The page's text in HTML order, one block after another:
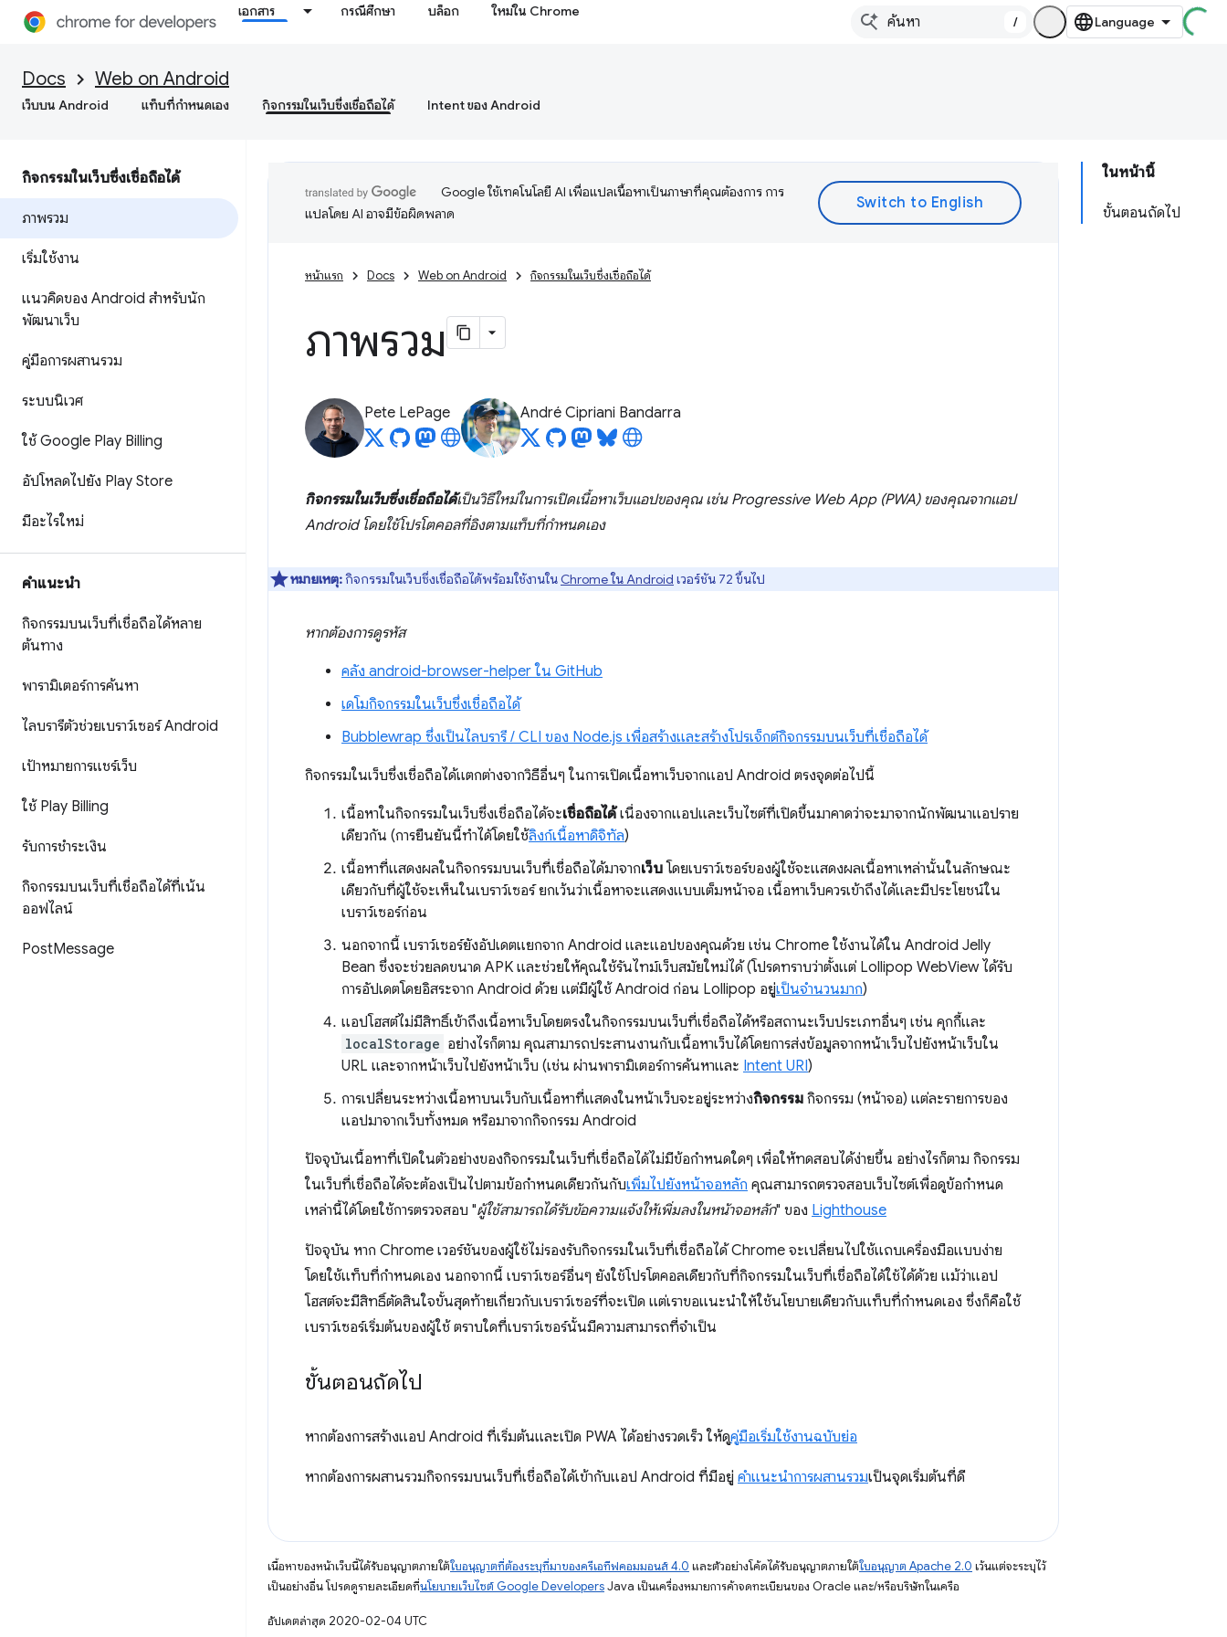
เอกสาร กรณีศึกษา บล็อก ใหม่ใน Chrome
/
Docs Web on Android
เว็บบน Android แท็บที่กำหนดเอง กิจกรรมในเว็บซึ่งเชื่อถือได้ Intent ของ Android
กิจกรรมในเว็บซึ่งเชื่อถือได้
ภาพรวม
เริ่มใช้งาน
แนวคิดของ Android สำหรับนัก
พัฒนาเว็บ
คู่มือการผสานรวม
ระบบนิเวศ
ใช้ Google Play Billing
อัปโหลดไปยัง Play Store
มีอะไรใหม่
คำแนะนำ
กิจกรรมบนเว็บที่เชื่อถือได้หลาย
ต้นทาง
พารามิเตอร์การค้นหา
ไลบรารีตัวช่วยเบราว์เซอร์ Android
เป้าหมายการแชร์เว็บ
ใช้ Play Billing
รับการชำระเงิน
กิจกรรมบนเว็บที่เชื่อถือได้ที่เน้น
ออฟไลน์
PostMessage
ในหน้านี้
ขั้นตอนถัดไป
Google ใช้เทคโนโลยี AI เพื่อแปลเนื้อหาเป็นภาษาที่คุณต้องการ การ
แปลโดย AI อาจมีข้อผิดพลาด
หน้าแรก Docs Web on Android กิจกรรมในเว็บซึ่งเชื่อถือได้
ภาพรวม
Pete LePage André Cipriani Bandarra
กิจกรรมในเว็บซึ่งเชื่อถือได้เป็นวิธีใหม่ในการเปิดเนื้อหาเว็บแอปของคุณเช่น Progressive Web App (PWA) ของคุณจากแอป
Android โดยใช้โปรโตคอลที่อิงตามแท็บที่กำหนดเอง
หมายเหตุ:กิจกรรมในเว็บซึ่งเชื่อถือได้พร้อมใช้งานใน Chrome ใน Android เวอร์ชัน 72 ขึ้นไป
หากต้องการดูรหัส
คลัง android-browser-helper ใน GitHub
เดโมกิจกรรมในเว็บซึ่งเชื่อถือได้
Bubblewrap ซึ่งเป็นไลบรารี / CLI ของ Node.js เพื่อสร้างและสร้างโปรเจ็กต์กิจกรรมบนเว็บที่เชื่อถือได้
กิจกรรมในเว็บซึ่งเชื่อถือได้แตกต่างจากวิธีอื่นๆ ในการเปิดเนื้อหาเว็บจากแอป Android ตรงจุดต่อไปนี้
เนื้อหาในกิจกรรมในเว็บซึ่งเชื่อถือได้จะเชื่อถือได้เนื่องจากแอปและเว็บไซต์ที่เปิดขึ้นมาคาดว่าจะมาจากนักพัฒนาแอปราย
เดียวกัน (การยืนยันนี้ทำได้โดยใช้ลิงก์เนื้อหาดิจิทัล)
เนื้อหาที่แสดงผลในกิจกรรมบนเว็บที่เชื่อถือได้มาจากเว็บ โดยเบราว์เซอร์ของผู้ใช้จะแสดงผลเนื้อหาเหล่านั้นในลักษณะ
เดียวกับที่ผู้ใช้จะเห็นในเบราว์เซอร์ ยกเว้นว่าเนื้อหาจะแสดงแบบเต็มหน้าจอ เนื้อหาเว็บควรเข้าถึงได้และมีประโยชน์ใน
เบราว์เซอร์ก่อน
นอกจากนี้ เบราว์เซอร์ยังอัปเดตแยกจาก Android และแอปของคุณด้วย เช่น Chrome ใช้งานได้ใน Android Jelly
Bean ซึ่งจะช่วยลดขนาด APK และช่วยให้คุณใช้รันไทม์เว็บสมัยใหม่ได้ (โปรดทราบว่าตั้งแต่ Lollipop WebView ได้รับ
การอัปเดตโดยอิสระจาก Android ด้วย แต่มีผู้ใช้ Android ก่อน Lollipop อยู่เป็นจำนวนมาก)
แอปโฮสต์ไม่มีสิทธิ์เข้าถึงเนื้อหาเว็บโดยตรงในกิจกรรมบนเว็บที่เชื่อถือได้หรือสถานะเว็บประเภทอื่นๆ เช่น คุกกี้และ
localStorage อย่างไรก็ตาม คุณสามารถประสานงานกับเนื้อหาเว็บได้โดยการส่งข้อมูลจากหน้าเว็บไปยังหน้าเว็บใน
URL และจากหน้าเว็บไปยังหน้าเว็บ (เช่น ผ่านพารามิเตอร์การค้นหาและ Intent URI)
การเปลี่ยนระหว่างเนื้อหาบนเว็บกับเนื้อหาที่แสดงในหน้าเว็บจะอยู่ระหว่างกิจกรรม กิจกรรม (หน้าจอ) แต่ละรายการของ
แอปมาจากเว็บทั้งหมด หรือมาจากกิจกรรม Android
ปัจจุบันเนื้อหาที่เปิดในตัวอย่างของกิจกรรมในเว็บที่เชื่อถือได้ไม่มีข้อกำหนดใดๆ เพื่อให้ทดสอบได้ง่ายขึ้น อย่างไรก็ตาม กิจกรรม
ในเว็บที่เชื่อถือได้จะต้องเป็นไปตามข้อกำหนดเดียวกันกับเพิ่มไปยังหน้าจอหลัก คุณสามารถตรวจสอบเว็บไซต์เพื่อดูข้อกำหนด
เหล่านี้ได้โดยใช้การตรวจสอบ "ผู้ใช้สามารถได้รับข้อความแจ้งให้เพิ่มลงในหน้าจอหลัก" ของ Lighthouse
ปัจจุบัน หาก Chrome เวอร์ชันของผู้ใช้ไม่รองรับกิจกรรมในเว็บที่เชื่อถือได้ Chrome จะเปลี่ยนไปใช้แถบเครื่องมือแบบง่าย
โดยใช้แท็บที่กำหนดเอง นอกจากนี้ เบราว์เซอร์อื่นๆ ยังใช้โปรโตคอลเดียวกับที่กิจกรรมในเว็บที่เชื่อถือได้ใช้ได้ด้วย แม้ว่าแอป
โฮสต์จะมีสิทธิ์ตัดสินใจขั้นสุดท้ายเกี่ยวกับเบราว์เซอร์ที่จะเปิด แต่เราขอแนะนำให้ใช้นโยบายเดียวกับแท็บที่กำหนดเอง ซึ่งก็คือใช้
เบราว์เซอร์เริ่มต้นของผู้ใช้ ตราบใดที่เบราว์เซอร์นั้นมีความสามารถที่จำเป็น
ขั้นตอนถัดไป
หากต้องการสร้างแอป Android ที่เริ่มต้นและเปิด PWA ได้อย่างรวดเร็ว ให้ดูคู่มือเริ่มใช้งานฉบับย่อ
หากต้องการผสานรวมกิจกรรมบนเว็บที่เชื่อถือได้เข้ากับแอป Android ที่มีอยู่ คำแนะนำการผสานรวมเป็นจุดเริ่มต้นที่ดี
เนื้อหาของหน้าเว็บนี้ได้รับอนุญาตภายใต้ใบอนุญาตที่ต้องระบุที่มาของครีเอทีฟคอมมอนส์ 4.0 และตัวอย่างโค้ดได้รับอนุญาตภายใต้ใบอนุญาต Apache 2.0 เว้นแต่จะระบุไว้
เป็นอย่างอื่น โปรดดูรายละเอียดที่นโยบายเว็บไซต์ Google DevelopersJava เป็นเครื่องหมายการค้าจดทะเบียนของ Oracle และ/หรือบริษัทในเครือ
อัปเดตล่าสุด 2020-02-04 UTC